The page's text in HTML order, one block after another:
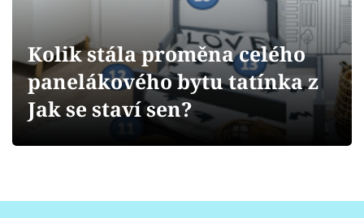
Přihlášení
Sledujte nás
Kolik stála proměna celého
panelákového bytu tatínka z
Jak se staví sen?